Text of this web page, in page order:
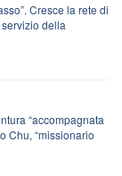
Cresce la rete di
della
“accompagnata
Chu, “missionario